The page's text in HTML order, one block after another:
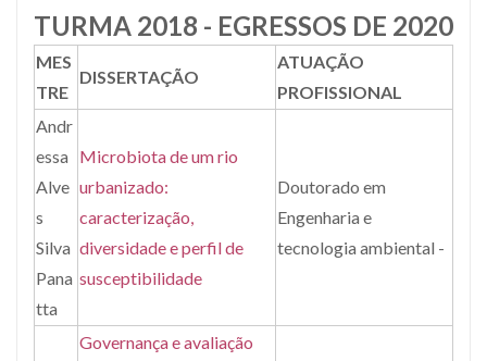
TURMA 2018 - EGRESSOS DE 2020
MES
TRE
DISSERTAÇÃO
ATUAÇÃO
PROFISSIONAL
Andr
essa
Alve
s
Silva
Pana
tta
Microbiota de um rio
urbanizado:
caracterização,
diversidade e perfil de
susceptibilidade
Doutorado em
Engenharia e
tecnologia ambiental -
Governança e avaliação